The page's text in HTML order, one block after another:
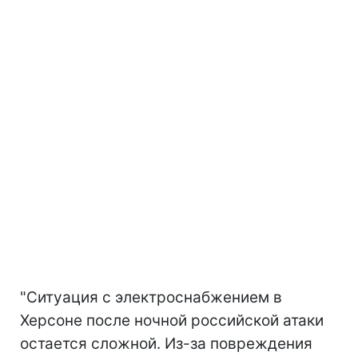
"Ситуация с электроснабжением в
Херсоне после ночной российской атаки
остается сложной. Из-за повреждения